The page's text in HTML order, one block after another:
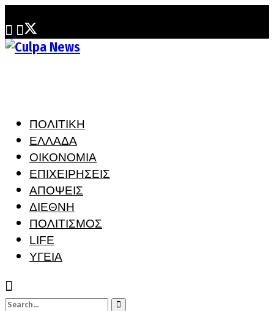
ΠΟΛΙΤΙΚΗ
ΕΛΛΑΔΑ
ΟΙΚΟΝΟΜΙΑ
ΕΠΙΧΕΙΡΗΣΕΙΣ
ΑΠΟΨΕΙΣ
ΔΙΕΘΝΗ
ΠΟΛΙΤΙΣΜΟΣ
LIFE
ΥΓΕΙΑ